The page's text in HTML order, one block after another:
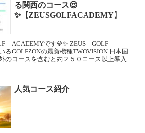
る関西のコース😍
✨【ZEUSGOLFACADEMY】
ACADEMYです💎✨ ZEUS GOLF
るGOLFZONの最新機種TWOVISION 日本国
のコースを含むと約２５０コース以上導入さ
人気コース紹介